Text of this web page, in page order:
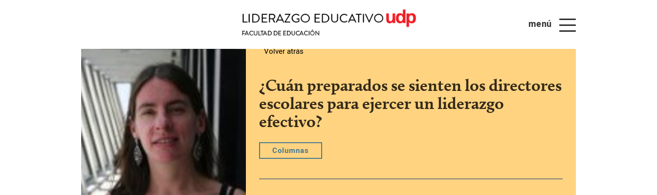
menú
Volver atrás
¿Cuán preparados se sienten los directores
escolares para ejercer un liderazgo
efectivo?
Columnas